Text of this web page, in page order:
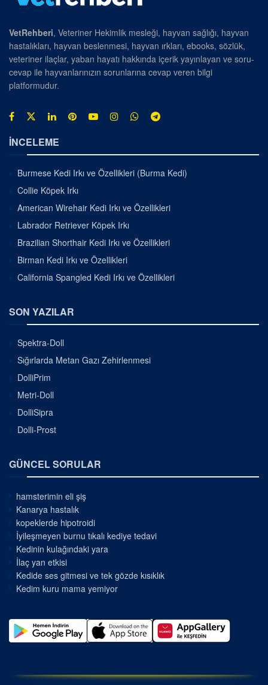
VetRehberi, Veteriner Hekimlik mesleği, hayvan sağlığı, hayvan
hastalıkları, hayvan beslenmesi, hayvan ırkları, ebooks, sözlük,
veteriner ilaçlar, yaban hayatı hakkında içerik yayınlayan ve soru-
cevap ile hayvanlarınızın sorunlarına cevap veren bilgi
platformudur.
İNCELEME
Burmese Kedi Irkı ve Özellikleri (Burma Kedi)
Collie Köpek Irkı
American Wirehair Kedi Irkı ve Özellikleri
Labrador Retriever Köpek Irkı
Brazilian Shorthair Kedi Irkı ve Özellikleri
Birman Kedi Irkı ve Özellikleri
California Spangled Kedi Irkı ve Özellikleri
SON YAZILAR
Spektra-Doll
Sığırlarda Metan Gazı Zehirlenmesi
DolliPrim
Metri-Doll
DolliSipra
Dolli-Prost
GÜNCEL SORULAR
hamsterimin eli şiş
Kanarya hastalık
kopeklerde hipotroidi
İyileşmeyen burnu tıkalı kediye tedavi
Kedinin kulağındaki yara
İlaç yan etkisi
Kedide ses gitmesi ve tek gözde kısıklık
Kedim kuru mama yemiyor